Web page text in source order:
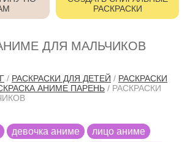
РАСКРАСКИ
ДЛЯ МАЛЬЧИКОВ
/ РАСКРАСКИ ДЛЯ ДЕТЕЙ / РАСКРАСКИ
АНИМЕ ПАРЕНЬ / РАСКРАСКИ
девочка аниме
лицо аниме